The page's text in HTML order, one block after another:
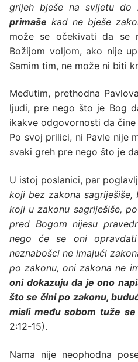
grijeh bješe na svijetu do
primaše kad ne bješe
može se očekivati da se
Božijom voljom, ako nije
Samim tim, ne može ni biti
Međutim, prethodna
ljudi, pre nego što je Bog
ikakve odgovornosti da
Po svoj prilici, ni Pavle nije
svaki greh pre nego što je
U istoj poslanici, par
koji bez zakona
koji u zakonu sagriješiše,
pred Bogom nijesu
nego će se oni
neznabošci ne imajući
po zakonu, oni zakona ne
oni dokazuju da je ono
što se čini po zakonu,
misli među sobom tuže
2:12-15).
Nama nije neophodna